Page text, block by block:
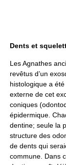
Dents et
Les Agnathes
revêtus d’un
histologique a
externe de cet
coniques
épidermique.
dentine; seule la
structure des
de dents qui
commune. Dans